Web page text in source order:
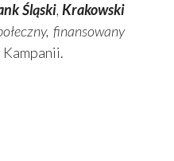
Śląski,Krakowski
finansowany